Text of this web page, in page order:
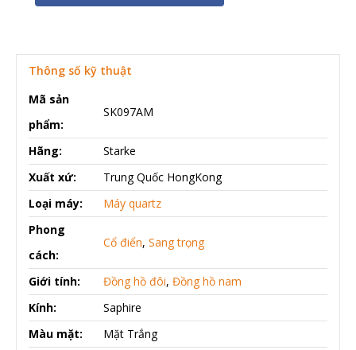
Thông số kỹ thuật
Mã sản
phẩm:
SK097AM
Hãng:
Starke
Xuất xứ:
Trung Quốc HongKong
Loại máy:
Máy quartz
Phong
cách:
Cổ điển, Sang trọng
Giới tính: Đồng hồ đôi, Đồng hồ nam
Kính:
Saphire
Màu mặt:
Mặt Trắng